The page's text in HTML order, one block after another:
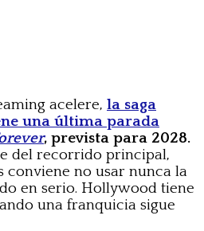
acelere, la saga
una última parada
, prevista para 2028.
del recorrido principal,
conviene no usar nunca la
en serio. Hollywood tiene
una franquicia sigue